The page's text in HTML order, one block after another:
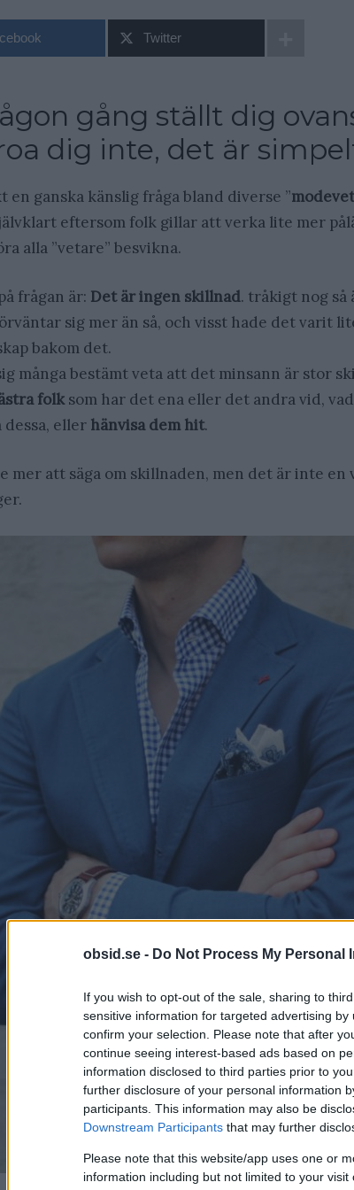
obsid.se - Do Not Process My Personal
If you wish to opt-out of the sale, sharing to
sensitive information for targeted advertising
confirm your selection. Please note that after
continue seeing interest-based ads based on
information disclosed to third parties prior to
further disclosure of your personal information
participants. This information may also be
Downstream Participants that may further
Please note that this website/app uses one or
information including but not limited to your
Twitter
gång ställt dig
dig inte, det är
en ganska känslig fråga bland diverse ”
eftersom folk gillar att verka lite mer
alla ”vetare” besvikna.
frågan är: Det är ingen skillnad. tråkigt nog så
sig mer än så, och visst hade det varit
bakom det.
många bestämt veta att det minsann är stor
folk som har det ena eller det andra vid,
eller hänvisa dem hit.
mer att säga om skillnaden, men det är inte en
Blazer eller kavaj? Omöjligt att veta